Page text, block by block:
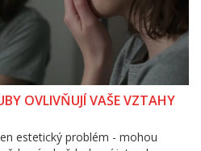
OVLIVŇUJÍ VAŠE VZTAHY
estetický problém - mohou